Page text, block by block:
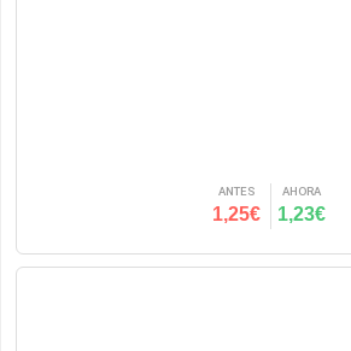
ANTES
1,25€
AHORA
1,23€